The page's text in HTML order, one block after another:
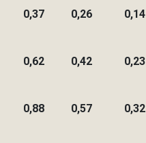
0,37 0,26 0,14
0,62 0,42 0,23
0,88 0,57 0,32